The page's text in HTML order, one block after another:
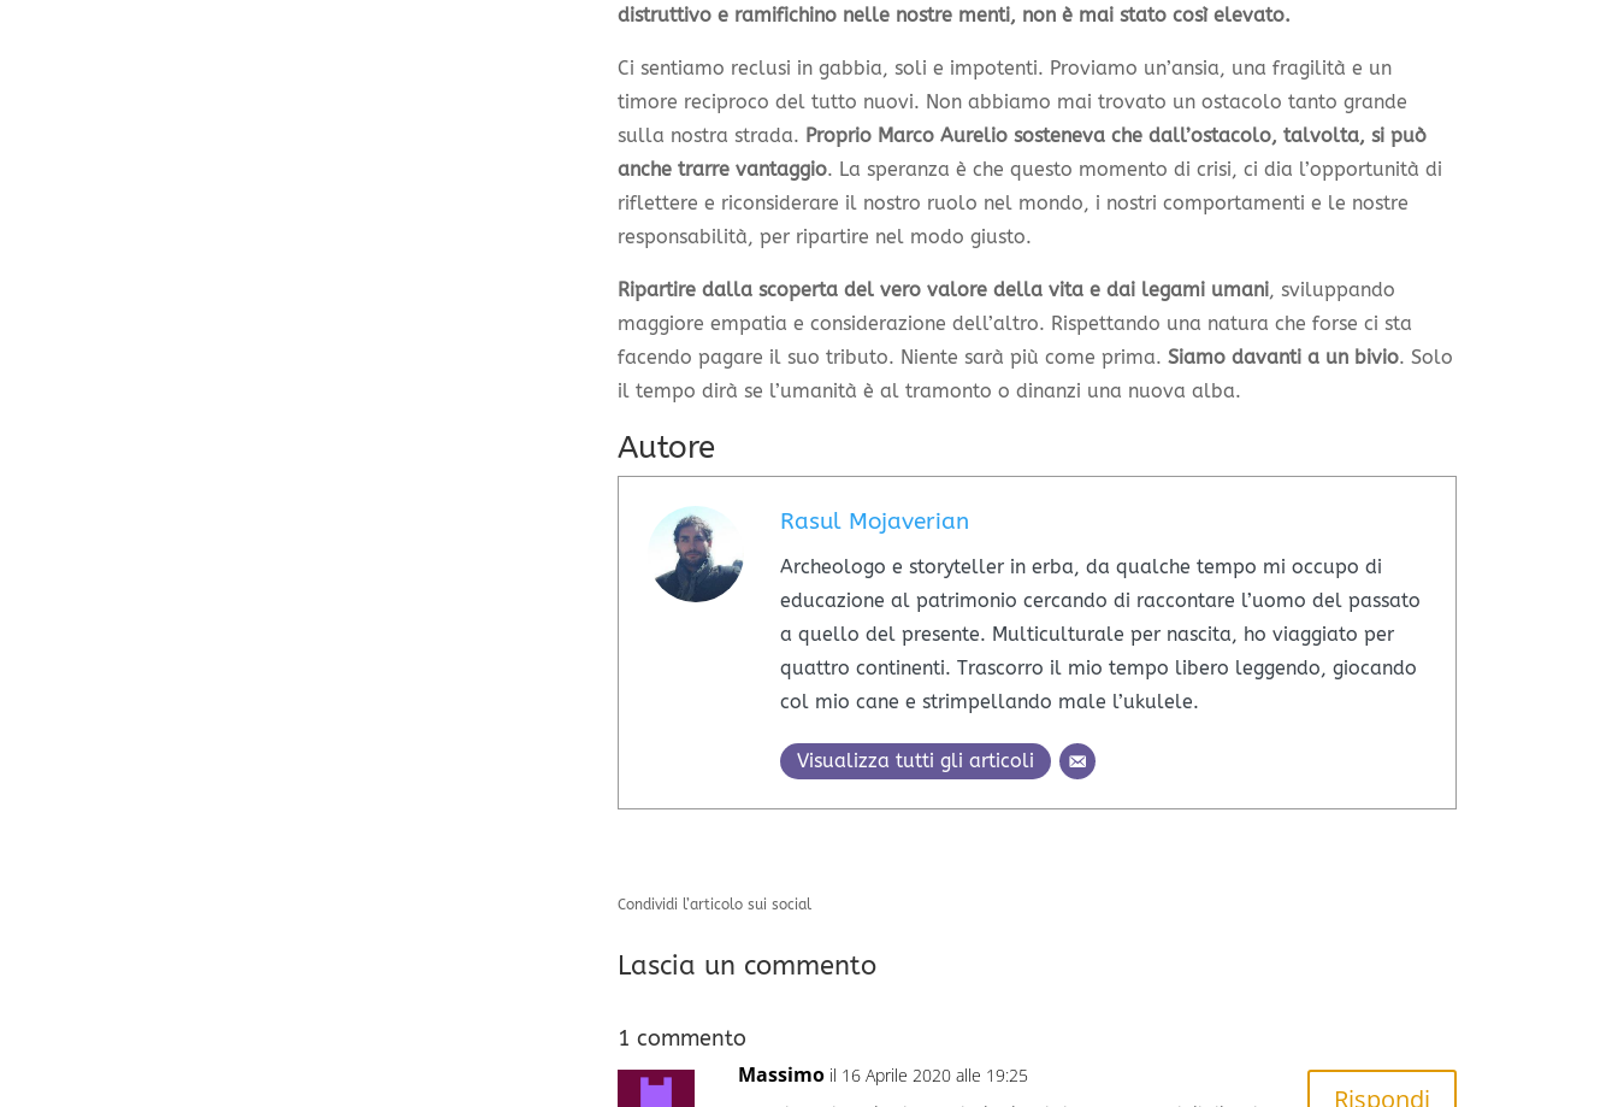
distruttivo e ramifichino nelle nostre menti, non è mai stato così elevato.
Ci sentiamo reclusi in gabbia, soli e impotenti. Proviamo un’ansia, una fragilità e un
timore reciproco del tutto nuovi. Non abbiamo mai trovato un ostacolo tanto grande
sulla nostra strada. Proprio Marco Aurelio sosteneva che dall’ostacolo, talvolta, si può
anche trarre vantaggio. La speranza è che questo momento di crisi, ci dia l’opportunità di
riflettere e riconsiderare il nostro ruolo nel mondo, i nostri comportamenti e le nostre
responsabilità, per ripartire nel modo giusto.
Ripartire dalla scoperta del vero valore della vita e dai legami umani, sviluppando
maggiore empatia e considerazione dell’altro. Rispettando una natura che forse ci sta
facendo pagare il suo tributo. Niente sarà più come prima. Siamo davanti a un bivio. Solo
il tempo dirà se l’umanità è al tramonto o dinanzi una nuova alba.
Autore
Rasul Mojaverian
Archeologo e storyteller in erba, da qualche tempo mi occupo di
educazione al patrimonio cercando di raccontare l’uomo del passato
a quello del presente. Multiculturale per nascita, ho viaggiato per
quattro continenti. Trascorro il mio tempo libero leggendo, giocando
col mio cane e strimpellando male l’ukulele.
Visualizza tutti gli articoli
Condividi l’articolo sui social
Lascia un commento
1 commento
Massimo il 16 Aprile 2020 alle 19:25
Rispondi